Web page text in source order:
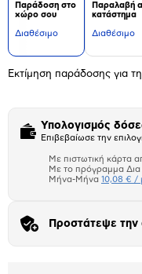
Παράδοση στο
χώρο σου
Διαθέσιμο
Παραλαβή
κατάστημα
Διαθέσιμο
Εκτίμηση παράδοσης για
Υπολογισμός
Επιβεβαίωσε την
Με πιστωτική κάρτα
Με το πρόγραμμα
Μήνα-Μήνα 10,08 € /
Προστάτεψε